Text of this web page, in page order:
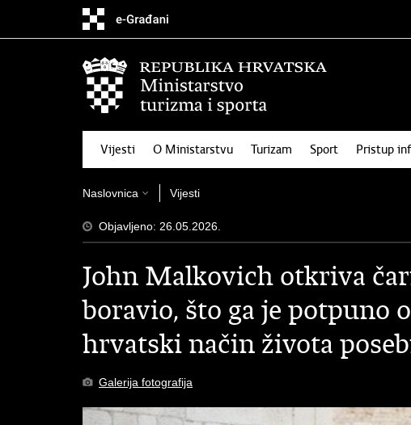
glavni
Vijesti O Ministarstvu Turizam Sport Pristup
Naslovnica Vijesti
Objavljeno: 26.05.2026.
John Malkovich otkriva
boravio, što ga je potpuno
hrvatski način života
Galerija fotografija